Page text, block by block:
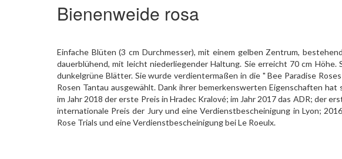
Bienenweide rosa
Einfache Blüten (3 cm Durchmesser), mit einem gelben Zentrum,
dauerblühend, mit leicht niederliegender Haltung. Sie erreicht 70 cm
dunkelgrüne Blätter. Sie wurde verdientermaßen in die " Bee Paradise
Rosen Tantau ausgewählt. Dank ihrer bemerkenswerten Eigenschaften
im Jahr 2018 der erste Preis in Hradec Kralové; im Jahr 2017 das ADR; der
internationale Preis der Jury und eine Verdienstbescheinigung in Lyon;
Rose Trials und eine Verdienstbescheinigung bei Le Roeulx.